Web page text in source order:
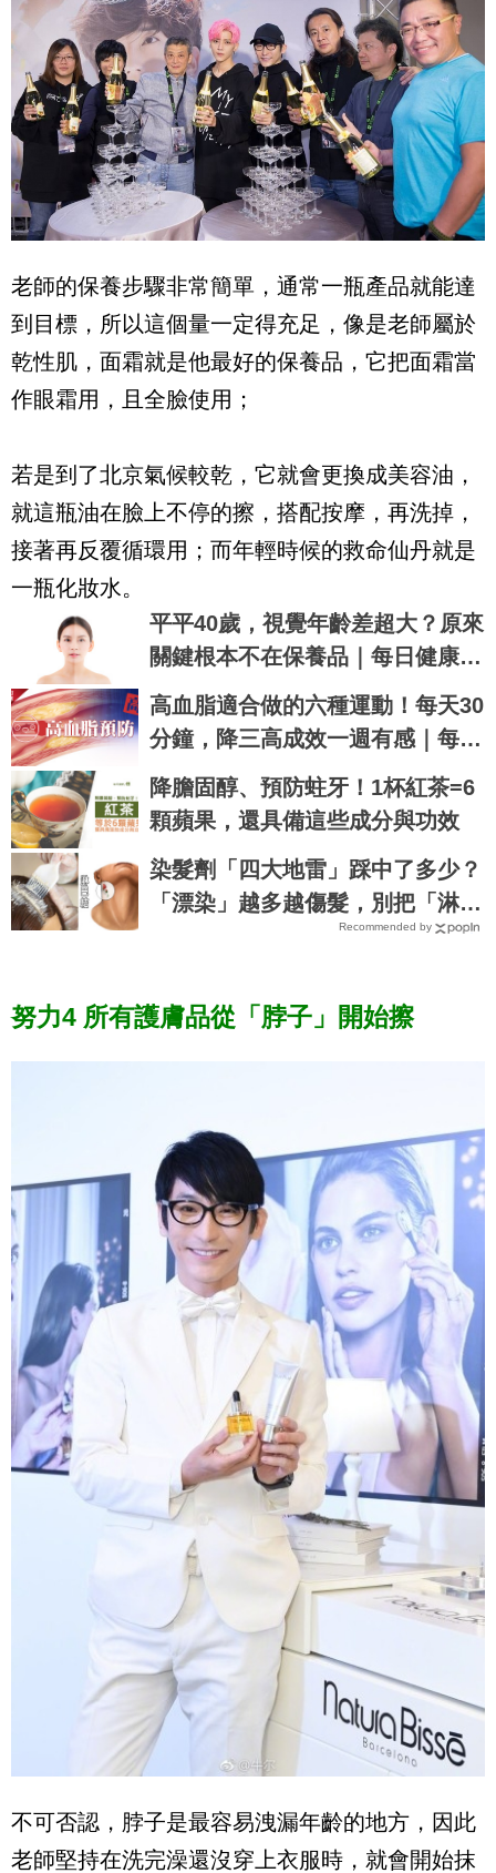
老師的保養步驟非常簡單，通常一瓶產品就能達
到目標，所以這個量一定得充足，像是老師屬於
乾性肌，面霜就是他最好的保養品，它把面霜當
作眼霜用，且全臉使用；
若是到了北京氣候較乾，它就會更換成美容油，
就這瓶油在臉上不停的擦，搭配按摩，再洗掉，
接著再反覆循環用；而年輕時候的救命仙丹就是
一瓶化妝水。
平平40歲，視覺年齡差超大？原來
關鍵根本不在保養品｜每日健康 H
ealth
高血脂適合做的六種運動！每天30
分鐘，降三高成效一週有感｜每日
健康 Health
降膽固醇、預防蛀牙！1杯紅茶=6
顆蘋果，還具備這些成分與功效
染髮劑「四大地雷」踩中了多少？
「漂染」越多越傷髮，別把「淋巴
癌」染上身！｜每日健康Health
Recommended by
努力4 所有護膚品從「脖子」開始擦
不可否認，脖子是最容易洩漏年齡的地方，因此
老師堅持在洗完澡還沒穿上衣服時，就會開始抹